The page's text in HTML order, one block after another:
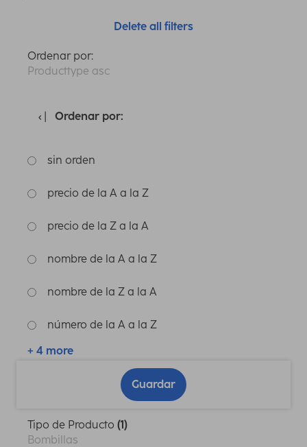
Delete all filters
Ordenar por:
Producttype asc
Ordenar por:
sin orden
precio de la A a la Z
precio de la Z a la A
nombre de la A a la Z
nombre de la Z a la A
número de la A a la Z
+ 4 more
Guardar
Tipo de Producto (1)
Bombillas